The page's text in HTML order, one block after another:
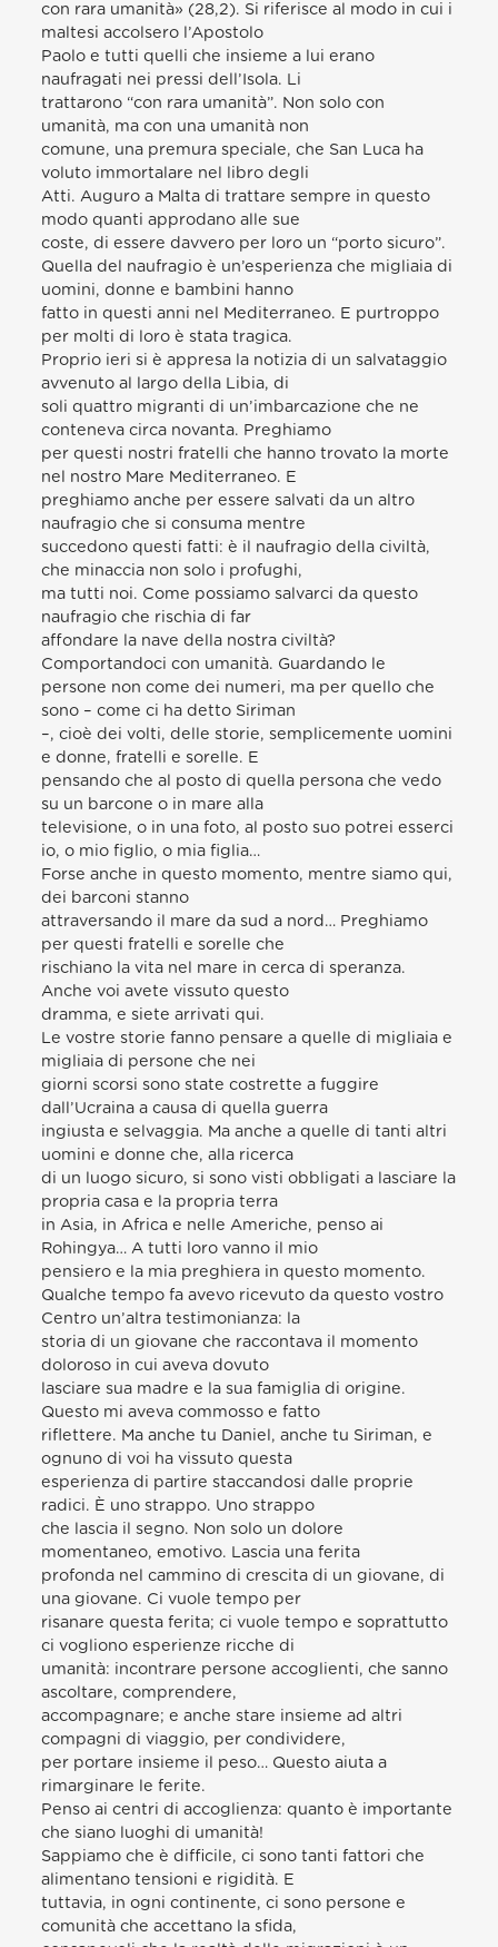
con rara umanità» (28,2). Si riferisce al modo in cui i
maltesi accolsero l’Apostolo
Paolo e tutti quelli che insieme a lui erano
naufragati nei pressi dell’Isola. Li
trattarono “con rara umanità”. Non solo con
umanità, ma con una umanità non
comune, una premura speciale, che San Luca ha
voluto immortalare nel libro degli
Atti. Auguro a Malta di trattare sempre in questo
modo quanti approdano alle sue
coste, di essere davvero per loro un “porto sicuro”.
Quella del naufragio è un’esperienza che migliaia di
uomini, donne e bambini hanno
fatto in questi anni nel Mediterraneo. E purtroppo
per molti di loro è stata tragica.
Proprio ieri si è appresa la notizia di un salvataggio
avvenuto al largo della Libia, di
soli quattro migranti di un’imbarcazione che ne
conteneva circa novanta. Preghiamo
per questi nostri fratelli che hanno trovato la morte
nel nostro Mare Mediterraneo. E
preghiamo anche per essere salvati da un altro
naufragio che si consuma mentre
succedono questi fatti: è il naufragio della civiltà,
che minaccia non solo i profughi,
ma tutti noi. Come possiamo salvarci da questo
naufragio che rischia di far
affondare la nave della nostra civiltà?
Comportandoci con umanità. Guardando le
persone non come dei numeri, ma per quello che
sono – come ci ha detto Siriman
–, cioè dei volti, delle storie, semplicemente uomini
e donne, fratelli e sorelle. E
pensando che al posto di quella persona che vedo
su un barcone o in mare alla
televisione, o in una foto, al posto suo potrei esserci
io, o mio figlio, o mia figlia…
Forse anche in questo momento, mentre siamo qui,
dei barconi stanno
attraversando il mare da sud a nord… Preghiamo
per questi fratelli e sorelle che
rischiano la vita nel mare in cerca di speranza.
Anche voi avete vissuto questo
dramma, e siete arrivati qui.
Le vostre storie fanno pensare a quelle di migliaia e
migliaia di persone che nei
giorni scorsi sono state costrette a fuggire
dall’Ucraina a causa di quella guerra
ingiusta e selvaggia. Ma anche a quelle di tanti altri
uomini e donne che, alla ricerca
di un luogo sicuro, si sono visti obbligati a lasciare la
propria casa e la propria terra
in Asia, in Africa e nelle Americhe, penso ai
Rohingya… A tutti loro vanno il mio
pensiero e la mia preghiera in questo momento.
Qualche tempo fa avevo ricevuto da questo vostro
Centro un’altra testimonianza: la
storia di un giovane che raccontava il momento
doloroso in cui aveva dovuto
lasciare sua madre e la sua famiglia di origine.
Questo mi aveva commosso e fatto
riflettere. Ma anche tu Daniel, anche tu Siriman, e
ognuno di voi ha vissuto questa
esperienza di partire staccandosi dalle proprie
radici. È uno strappo. Uno strappo
che lascia il segno. Non solo un dolore
momentaneo, emotivo. Lascia una ferita
profonda nel cammino di crescita di un giovane, di
una giovane. Ci vuole tempo per
risanare questa ferita; ci vuole tempo e soprattutto
ci vogliono esperienze ricche di
umanità: incontrare persone accoglienti, che sanno
ascoltare, comprendere,
accompagnare; e anche stare insieme ad altri
compagni di viaggio, per condividere,
per portare insieme il peso… Questo aiuta a
rimarginare le ferite.
Penso ai centri di accoglienza: quanto è importante
che siano luoghi di umanità!
Sappiamo che è difficile, ci sono tanti fattori che
alimentano tensioni e rigidità. E
tuttavia, in ogni continente, ci sono persone e
comunità che accettano la sfida,